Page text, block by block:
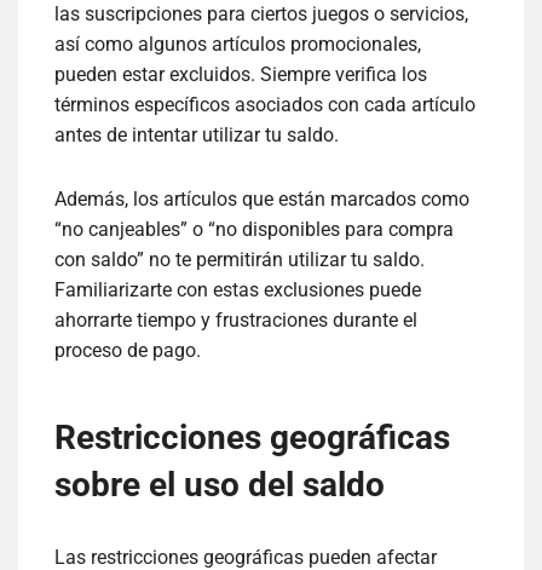
las suscripciones para ciertos juegos o servicios,
así como algunos artículos promocionales,
pueden estar excluidos. Siempre verifica los
términos específicos asociados con cada artículo
antes de intentar utilizar tu saldo.
Además, los artículos que están marcados como
“no canjeables” o “no disponibles para compra
con saldo” no te permitirán utilizar tu saldo.
Familiarizarte con estas exclusiones puede
ahorrarte tiempo y frustraciones durante el
proceso de pago.
Restricciones geográficas
sobre el uso del saldo
Las restricciones geográficas pueden afectar